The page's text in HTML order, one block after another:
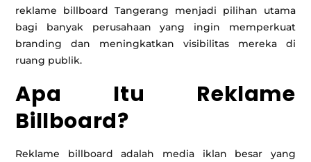
reklame billboard Tangerang menjadi pilihan utama
bagi banyak perusahaan yang ingin memperkuat
branding dan meningkatkan visibilitas mereka di
ruang publik.
Apa Itu Reklame
Billboard?
Reklame billboard adalah media iklan besar yang